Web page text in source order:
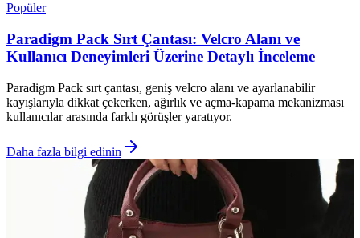
Popüler
Paradigm Pack Sırt Çantası: Velcro Alanı ve
Kullanıcı Deneyimleri Üzerine Detaylı İnceleme
Paradigm Pack sırt çantası, geniş velcro alanı ve ayarlanabilir
kayışlarıyla dikkat çekerken, ağırlık ve açma-kapama mekanizması
kullanıcılar arasında farklı görüşler yaratıyor.
Daha fazla bilgi edinin